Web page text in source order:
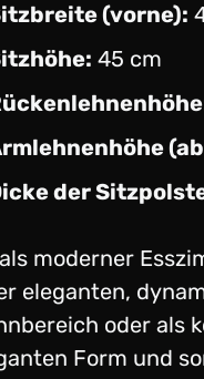
(vorne):
45 cm
der
moderner
eleganten,
oder als
Form und